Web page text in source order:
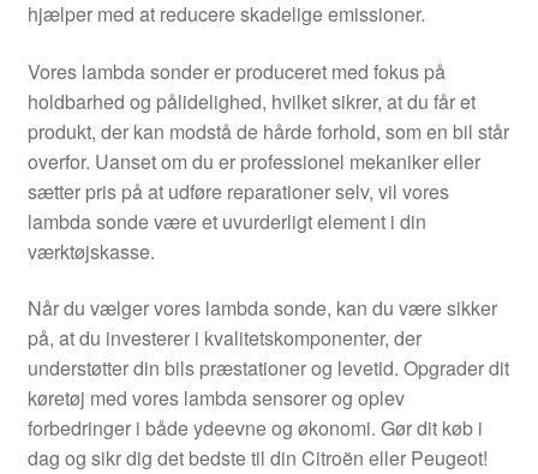
Levering
Min Konto
Om os
Privatlivspolitik
Vilkår og betingelser
hjælper med at reducere skadelige emissioner.
Vores lambda sonder er produceret med fokus på
holdbarhed og pålidelighed, hvilket sikrer, at du får et
produkt, der kan modstå de hårde forhold, som en bil står
overfor. Uanset om du er professionel mekaniker eller
sætter pris på at udføre reparationer selv, vil vores
lambda sonde være et uvurderligt element i din
værktøjskasse.
Når du vælger vores lambda sonde, kan du være sikker
på, at du investerer i kvalitetskomponenter, der
understøtter din bils præstationer og levetid. Opgrader dit
køretøj med vores lambda sensorer og oplev
forbedringer i både ydeevne og økonomi. Gør dit køb i
dag og sikr dig det bedste til din Citroën eller Peugeot!